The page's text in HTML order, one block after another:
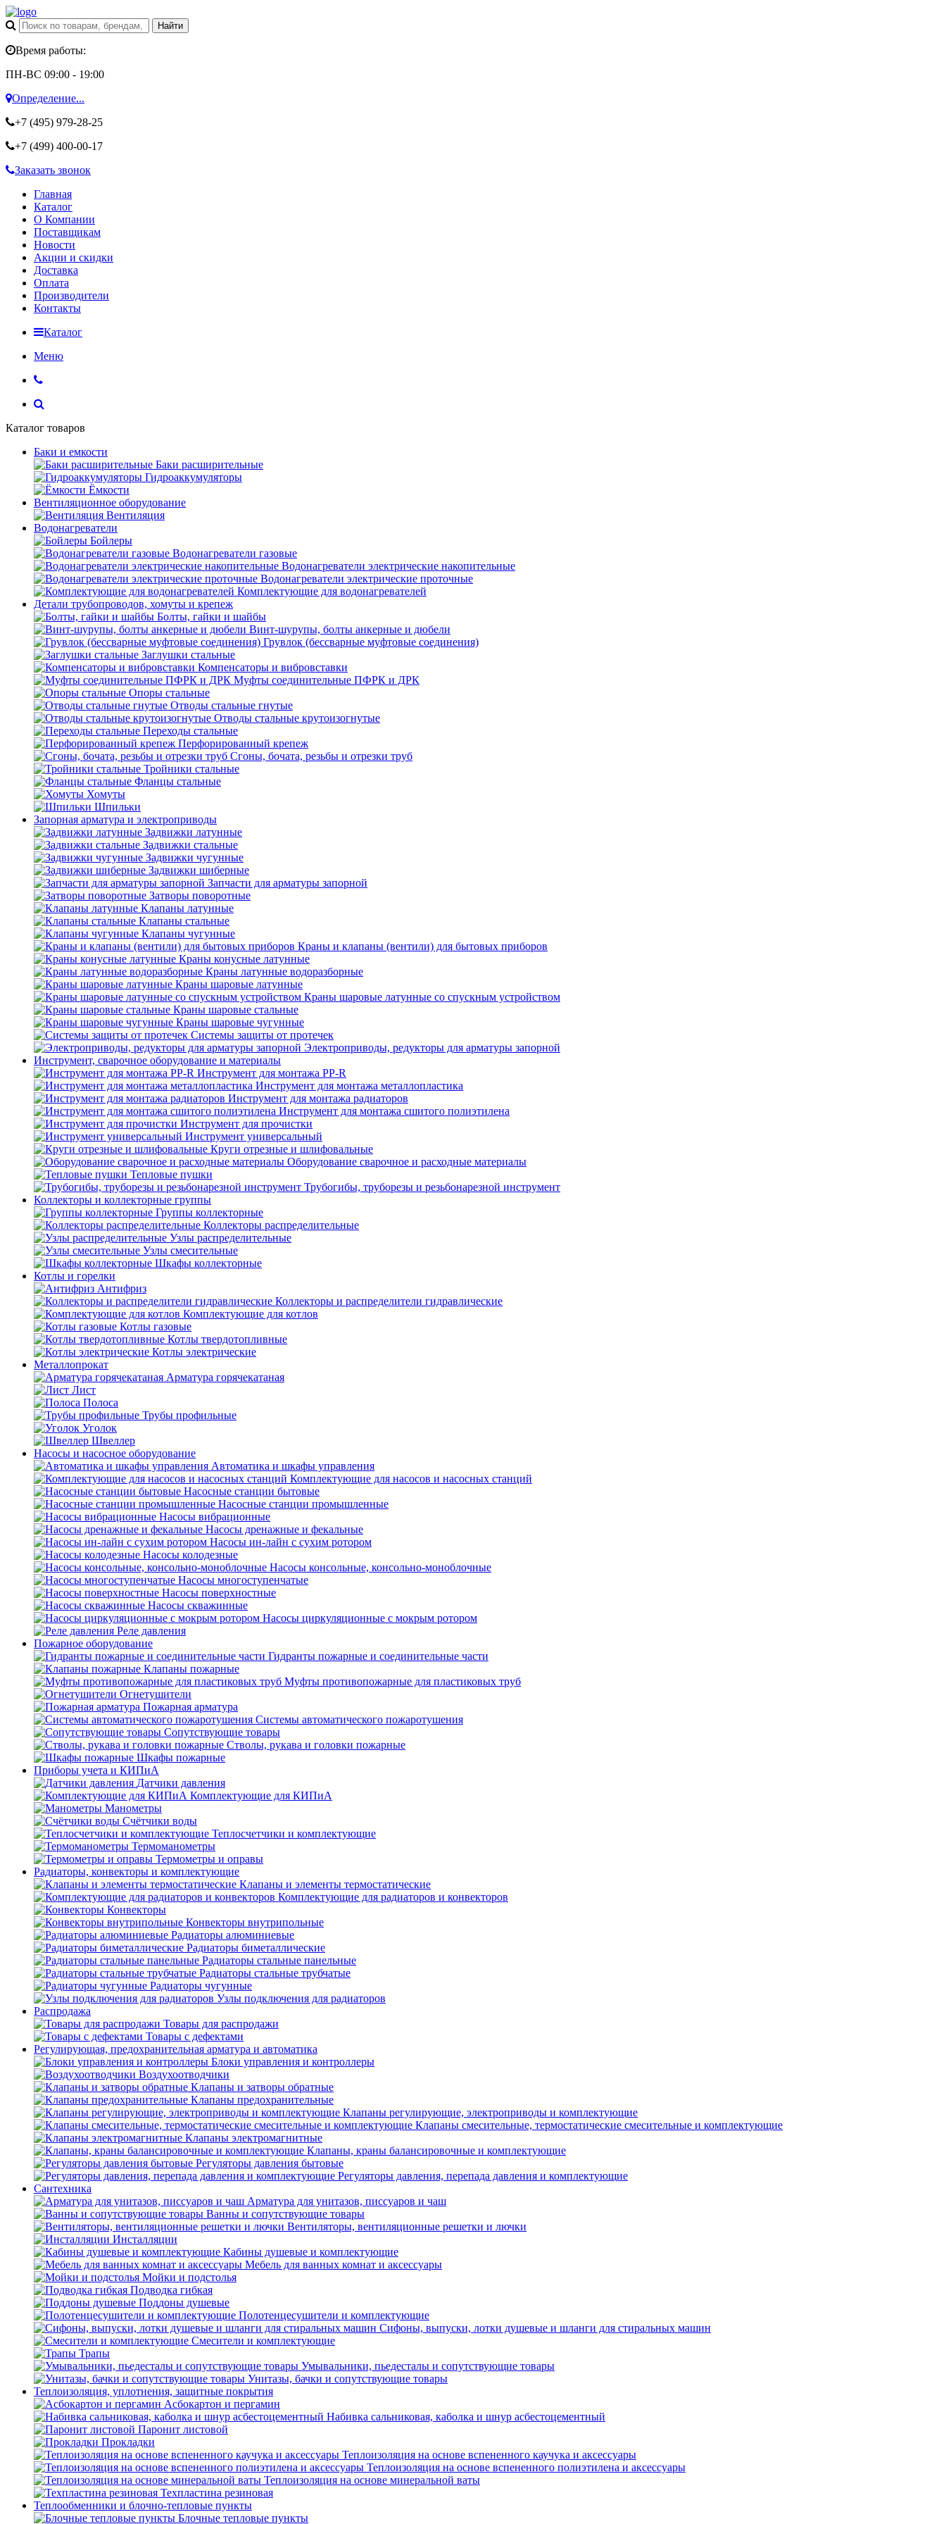
Время работы:
ПН-ВС 09:00 - 19:00
Определение...
+7 (495) 979-28-25
+7 (499) 400-00-17
Заказать звонок
Главная
Каталог
О Компании
Поставщикам
Новости
Акции и скидки
Доставка
Оплата
Производители
Контакты
Каталог
Меню
Каталог товаров
Баки и емкости
Баки расширительные
Гидроаккумуляторы
Ёмкости
Вентиляционное оборудование
Вентиляция
Водонагреватели
Бойлеры
Водонагреватели газовые
Водонагреватели электрические накопительные
Водонагреватели электрические проточные
Комплектующие для водонагревателей
Детали трубопроводов, хомуты и крепеж
Болты, гайки и шайбы
Винт-шурупы, болты анкерные и дюбели
Грувлок (бессварные муфтовые соединения)
Заглушки стальные
Компенсаторы и вибровставки
Муфты соединительные ПФРК и ДРК
Опоры стальные
Отводы стальные гнутые
Отводы стальные крутоизогнутые
Переходы стальные
Перфорированный крепеж
Сгоны, бочата, резьбы и отрезки труб
Тройники стальные
Фланцы стальные
Хомуты
Шпильки
Запорная арматура и электроприводы
Задвижки латунные
Задвижки стальные
Задвижки чугунные
Задвижки шиберные
Запчасти для арматуры запорной
Затворы поворотные
Клапаны латунные
Клапаны стальные
Клапаны чугунные
Краны и клапаны (вентили) для бытовых приборов
Краны конусные латунные
Краны латунные водоразборные
Краны шаровые латунные
Краны шаровые латунные со спускным устройством
Краны шаровые стальные
Краны шаровые чугунные
Системы защиты от протечек
Электроприводы, редукторы для арматуры запорной
Инструмент, сварочное оборудование и материалы
Инструмент для монтажа PP-R
Инструмент для монтажа металлопластика
Инструмент для монтажа радиаторов
Инструмент для монтажа сшитого полиэтилена
Инструмент для прочистки
Инструмент универсальный
Круги отрезные и шлифовальные
Оборудование сварочное и расходные материалы
Тепловые пушки
Трубогибы, труборезы и резьбонарезной инструмент
Коллекторы и коллекторные группы
Группы коллекторные
Коллекторы распределительные
Узлы распределительные
Узлы смесительные
Шкафы коллекторные
Котлы и горелки
Антифриз
Коллекторы и распределители гидравлические
Комплектующие для котлов
Котлы газовые
Котлы твердотопливные
Котлы электрические
Металлопрокат
Арматура горячекатаная
Лист
Полоса
Трубы профильные
Уголок
Швеллер
Насосы и насосное оборудование
Автоматика и шкафы управления
Комплектующие для насосов и насосных станций
Насосные станции бытовые
Насосные станции промышленные
Насосы вибрационные
Насосы дренажные и фекальные
Насосы ин-лайн с сухим ротором
Насосы колодезные
Насосы консольные, консольно-моноблочные
Насосы многоступенчатые
Насосы поверхностные
Насосы скважинные
Насосы циркуляционные с мокрым ротором
Реле давления
Пожарное оборудование
Гидранты пожарные и соединительные части
Клапаны пожарные
Муфты противопожарные для пластиковых труб
Огнетушители
Пожарная арматура
Системы автоматического пожаротушения
Сопутствующие товары
Стволы, рукава и головки пожарные
Шкафы пожарные
Приборы учета и КИПиА
Датчики давления
Комплектующие для КИПиА
Манометры
Счётчики воды
Теплосчетчики и комплектующие
Термоманометры
Термометры и оправы
Радиаторы, конвекторы и комплектующие
Клапаны и элементы термостатические
Комплектующие для радиаторов и конвекторов
Конвекторы
Конвекторы внутрипольные
Радиаторы алюминиевые
Радиаторы биметаллические
Радиаторы стальные панельные
Радиаторы стальные трубчатые
Радиаторы чугунные
Узлы подключения для радиаторов
Распродажа
Товары для распродажи
Товары с дефектами
Регулирующая, предохранительная арматура и автоматика
Блоки управления и контроллеры
Воздухоотводчики
Клапаны и затворы обратные
Клапаны предохранительные
Клапаны регулирующие, электроприводы и комплектующие
Клапаны смесительные, термостатические смесительные и комплектующие
Клапаны электромагнитные
Клапаны, краны балансировочные и комплектующие
Регуляторы давления бытовые
Регуляторы давления, перепада давления и комплектующие
Сантехника
Арматура для унитазов, писсуаров и чаш
Ванны и сопутствующие товары
Вентиляторы, вентиляционные решетки и лючки
Инсталляции
Кабины душевые и комплектующие
Мебель для ванных комнат и аксессуары
Мойки и подстолья
Подводка гибкая
Поддоны душевые
Полотенцесушители и комплектующие
Сифоны, выпуски, лотки душевые и шланги для стиральных машин
Смесители и комплектующие
Трапы
Умывальники, пьедесталы и сопутствующие товары
Унитазы, бачки и сопутствующие товары
Теплоизоляция, уплотнения, защитные покрытия
Асбокартон и пергамин
Набивка сальниковая, каболка и шнур асбестоцементный
Паронит листовой
Прокладки
Теплоизоляция на основе вспененного каучука и аксессуары
Теплоизоляция на основе вспененного полиэтилена и аксессуары
Теплоизоляция на основе минеральной ваты
Техпластина резиновая
Теплообменники и блочно-тепловые пункты
Блочные тепловые пункты